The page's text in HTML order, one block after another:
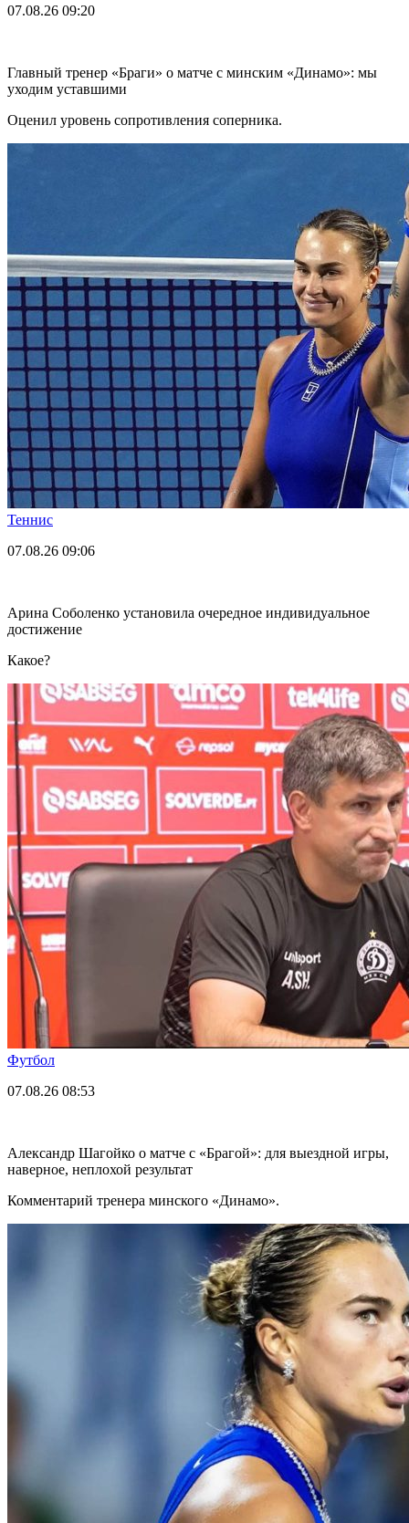
07.08.26 09:20
Главный тренер «Браги» о матче с минским «Динамо»: мы
уходим уставшими
Оценил уровень сопротивления соперника.
Теннис
07.08.26 09:06
Арина Соболенко установила очередное индивидуальное
достижение
Какое?
Футбол
07.08.26 08:53
Александр Шагойко о матче с «Брагой»: для выездной игры,
наверное, неплохой результат
Комментарий тренера минского «Динамо».